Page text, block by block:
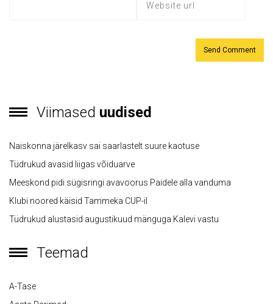
Viimased uudised
Naiskonna järelkasv sai saarlastelt suure kaotuse
Tüdrukud avasid liigas võiduarve
Meeskond pidi sügisringi avavoorus Paidele alla vanduma
Klubi noored käisid Tammeka CUP-il
Tüdrukud alustasid augustikuud mänguga Kalevi vastu
Teemad
A-Tase